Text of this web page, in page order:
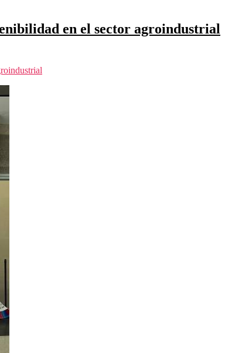
en el sector agroindustrial